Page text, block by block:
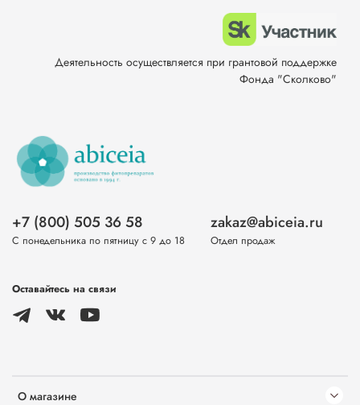
О магазине
+7 (800) 505 36 58
С понедельника по пятницу с 9 до 18
zakaz@abiceia.ru
Отдел продаж
Оставайтесь на связи
Деятельность осуществляется при грантовой поддержке
Фонда "Сколково"